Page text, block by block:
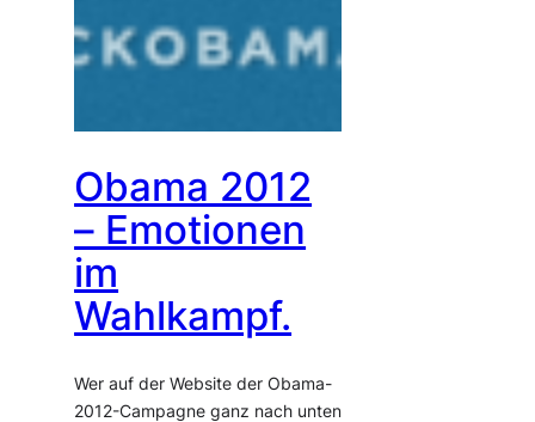
Obama 2012
– Emotionen
im
Wahlkampf.
Wer auf der Website der Obama-
2012-Campagne ganz nach unten